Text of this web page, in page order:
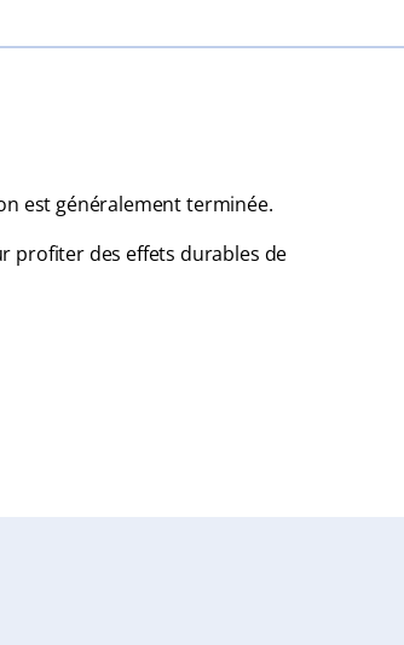
est généralement terminée.
profiter des effets durables de